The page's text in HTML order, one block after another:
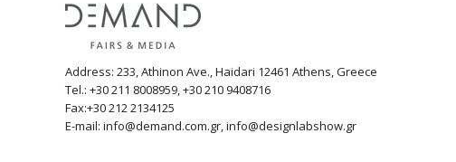
Address: 233, Athinon Ave., Haidari 12461 Athens, Greece
Tel.: +30 211 8008959, +30 210 9408716
Fax:+30 212 2134125
E-mail: info@demand.com.gr, info@designlabshow.gr